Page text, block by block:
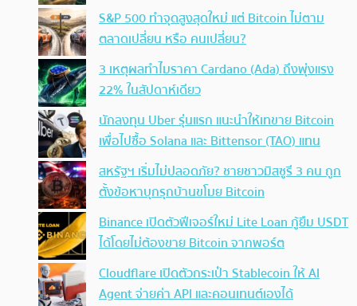
S&P 500 ทำจุดสูงสุดใหม่ แต่ Bitcoin ไม่ตาม
ตลาดเปลี่ยน หรือ คนเปลี่ยน?
3 เหตุผลทำไมราคา Cardano (Ada) ถึงพุ่งแรง
22% ในสัปดาห์เดียว
นักลงทุน Uber รุ่นแรก แนะนำให้เทขาย Bitcoin
เพื่อไปซื้อ Solana และ Bittensor (TAO) แทน
สหรัฐฯ เริ่มไม่ปลอดภัย? ชายชาวมิสซูรี 3 คน ถูก
ตั้งข้อหาบุกรุกบ้านขโมย Bitcoin
Binance เปิดตัวฟีเจอร์ใหม่ Lite Loan กู้ยืม USDT
ได้โดยไม่ต้องขาย Bitcoin จากพอร์ต
Cloudflare เปิดตัวกระเป๋า Stablecoin ให้ AI
Agent จ่ายค่า API และคอนเทนต์เองได้